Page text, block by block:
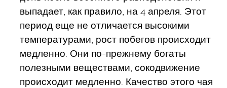
выпадает, как правило, на 4 апреля. Этот
период еще не отличается высокими
температурами, рост побегов происходит
медленно. Они по-прежнему богаты
полезными веществами, сокодвижение
происходит медленно. Качество этого чая